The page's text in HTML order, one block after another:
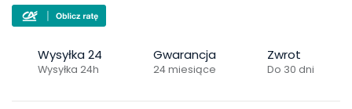
Wysyłka 24
Wysyłka 24h
Gwarancja
24 miesiące
Zwrot
Do 30 dni